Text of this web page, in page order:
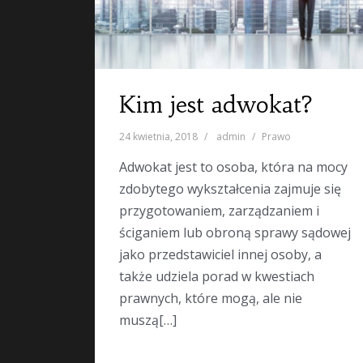
Kim jest adwokat?
24 kwietnia, 2018 admin Prawo
Adwokat jest to osoba, która na mocy
zdobytego wykształcenia zajmuje się
przygotowaniem, zarządzaniem i
ściganiem lub obroną sprawy sądowej
jako przedstawiciel innej osoby, a
także udziela porad w kwestiach
prawnych, które mogą, ale nie
muszą[…]